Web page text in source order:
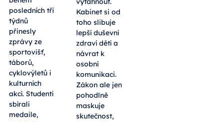
posledních tří
týdnů
přinesly
zprávy ze
sportovišť,
táborů,
cyklovýletů i
kulturních
akcí. Studenti
sbírali
medaile,
Kabinet si od
toho slibuje
lepší duševní
zdraví dětí a
návrat k
osobní
komunikaci.
Zákon ale jen
pohodlně
maskuje
skutečnost,